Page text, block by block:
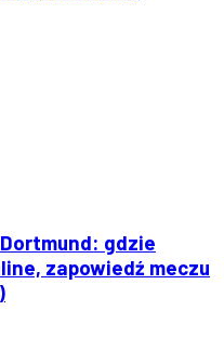
gdzie
zapowiedź meczu